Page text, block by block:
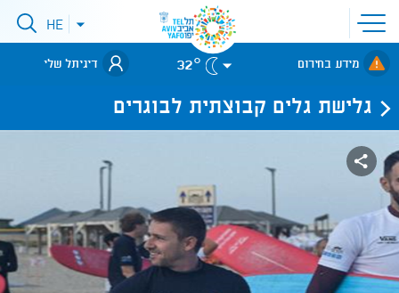
פתיחת
תפריט
אתר
לאתר עיריית
תל-אביב
פתיחתHE
מידע בחירום 32° דיגיתל שלי
גלישת גלים קבוצתית לבוגרים